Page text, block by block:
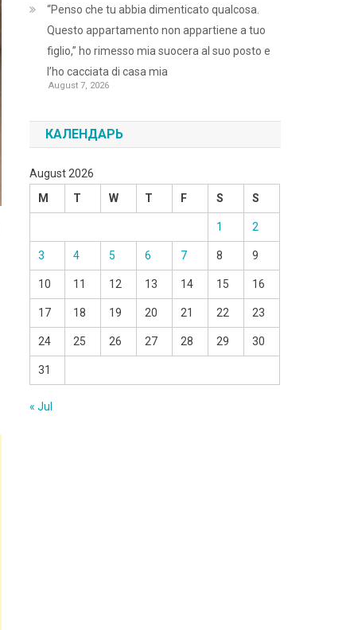
“Penso che tu abbia dimenticato qualcosa.
Questo appartamento non appartiene a tuo
figlio,” ho rimesso mia suocera al suo posto e
l’ho cacciata di casa mia
August 7, 2026
КАЛЕНДАРЬ
August 2026
M
T W T F S S
1 2
3 4 5 6 7 8 9
10 11 12 13 14 15 16
17 18 19 20 21 22 23
24 25 26 27 28 29 30
31
« Jul